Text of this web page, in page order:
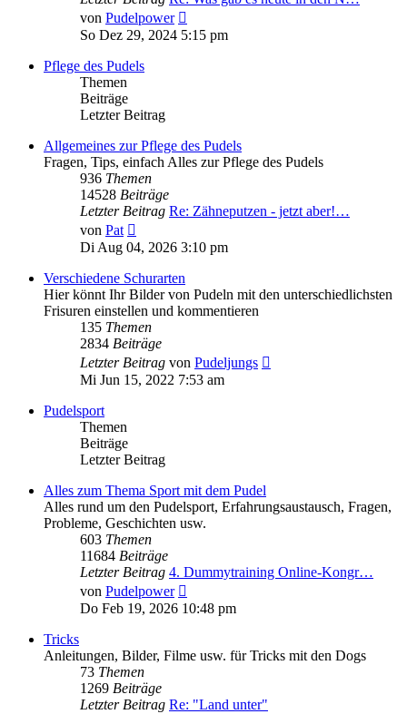
von Pudelpower
Beitrag
So Dez 29, 2024 5:15 pm
Pflege des Pudels
Themen
Beiträge
Letzter Beitrag
Allgemeines zur Pflege des Pudels
Fragen, Tips, einfach Alles zur Pflege des Pudels
936 Themen
14528 Beiträge
Letzter Beitrag Re: Zähneputzen - jetzt aber!…
von Pat
Beitrag
Di Aug 04, 2026 3:10 pm
Verschiedene Schurarten
Hier könnt Ihr Bilder von Pudeln mit den unterschiedlichsten
Frisuren einstellen und kommentieren
135 Themen
2834 Beiträge
Letzter Beitrag von Pudeljungs
Mi Jun 15, 2022 7:53 am
Pudelsport
Themen
Beiträge
Letzter Beitrag
Alles zum Thema Sport mit dem Pudel
Alles rund um den Pudelsport, Erfahrungsaustausch, Fragen,
Probleme, Geschichten usw.
603 Themen
11684 Beiträge
Letzter Beitrag 4. Dummytraining Online-Kongr…
von Pudelpower
Beitrag
Do Feb 19, 2026 10:48 pm
Tricks
Anleitungen, Bilder, Filme usw. für Tricks mit den Dogs
73 Themen
1269 Beiträge
Letzter Beitrag Re: "Land unter"